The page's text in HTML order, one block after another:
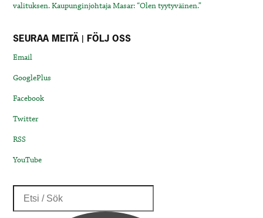
valituksen. Kaupunginjohtaja Masar: “Olen tyytyväinen.”
SEURAA MEITÄ | FÖLJ OSS
Email
GooglePlus
Facebook
Twitter
RSS
YouTube